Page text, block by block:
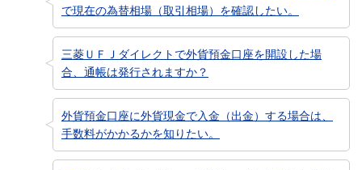
で現在の為替相場（取引相場）を確認したい。
三菱ＵＦＪダイレクトで外貨預金口座を開設した場
合、通帳は発行されますか？
外貨預金口座に外貨現金で入金（出金）する場合は、
手数料がかかるかを知りたい。